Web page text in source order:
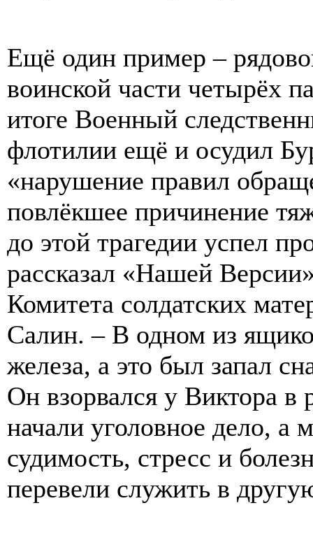
Ещё один пример –
воинской части четырёх
итоге Военный
флотилии ещё и осудил
«нарушение правил
повлёкшее причинение
до этой трагедии успел
рассказал «Нашей
Комитета солдатских
Салин. – В одном из
железа, а это был запал
Он взорвался у Виктора в
начали уголовное дело, а
судимость, стресс и
перевели служить в